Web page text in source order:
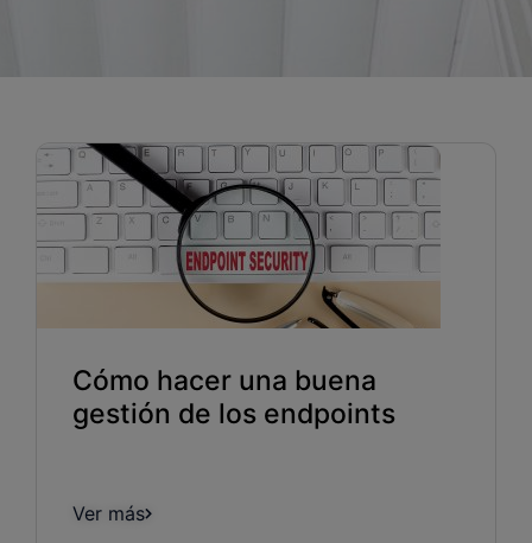
Partners
Español
Entrar
Cómo hacer una buena
gestión de los endpoints
Ver más